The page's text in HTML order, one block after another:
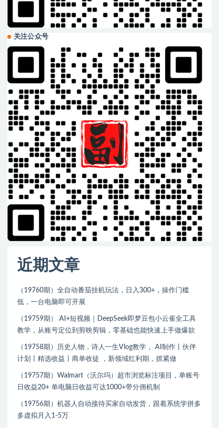
关注公众号
近期文章
（19760期）全自动番茄挂机玩法，日入300+，操作门槛
低，一台电脑即可开展
（19759期） AI+短视频｜DeepSeek即梦豆包小云雀全工具
教学，从账号定位到剪映剪辑，零基础也能快速上手做爆款
（19758期）历史人物，诗人一生Vlog教学， AI制作丨伙伴
计划丨精选收益丨商单收徒 ，新领域红利期，抓紧做
（19757期）Walmart（沃尔玛）超市浏览标注项目，单账号
日收益20+ 单电脑日收益可达1000+带分佣机制
（19756期）机器人自动接待买家自动发货，跟着系统学拼多
多虚拟月入1-5万